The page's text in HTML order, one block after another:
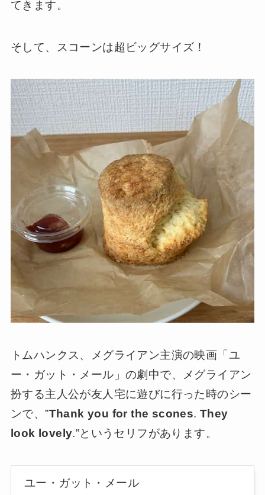
てきます。
そして、スコーンは超ビッグサイズ！
トムハンクス、メグライアン主演の映画「ユ
ー・ガット・メール」の劇中で、メグライアン
扮する主人公が友人宅に遊びに行った時のシー
ンで、”Thank you for the scones.They
look lovely.”というセリフがあります。
ユー・ガット・メール